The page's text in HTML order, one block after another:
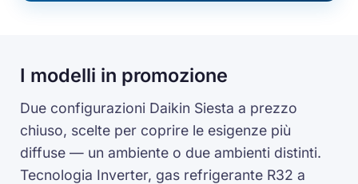
I modelli in promozione
Due configurazioni Daikin Siesta a prezzo
chiuso, scelte per coprire le esigenze più
diffuse — un ambiente o due ambienti distinti.
Tecnologia Inverter, gas refrigerante R32 a